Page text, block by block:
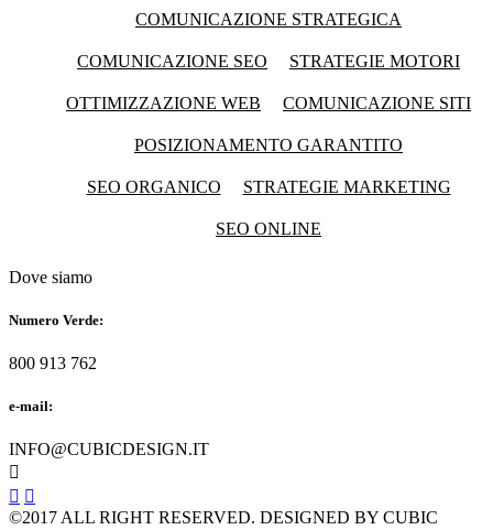
COMUNICAZIONE STRATEGICA
COMUNICAZIONE SEO STRATEGIE MOTORI
OTTIMIZZAZIONE WEB COMUNICAZIONE SITI
POSIZIONAMENTO GARANTITO
SEO ORGANICO STRATEGIE MARKETING
SEO ONLINE
Dove siamo
Numero Verde:
800 913 762
e-mail:
INFO@CUBICDESIGN.IT

 
©2017 ALL RIGHT RESERVED. DESIGNED BY CUBIC